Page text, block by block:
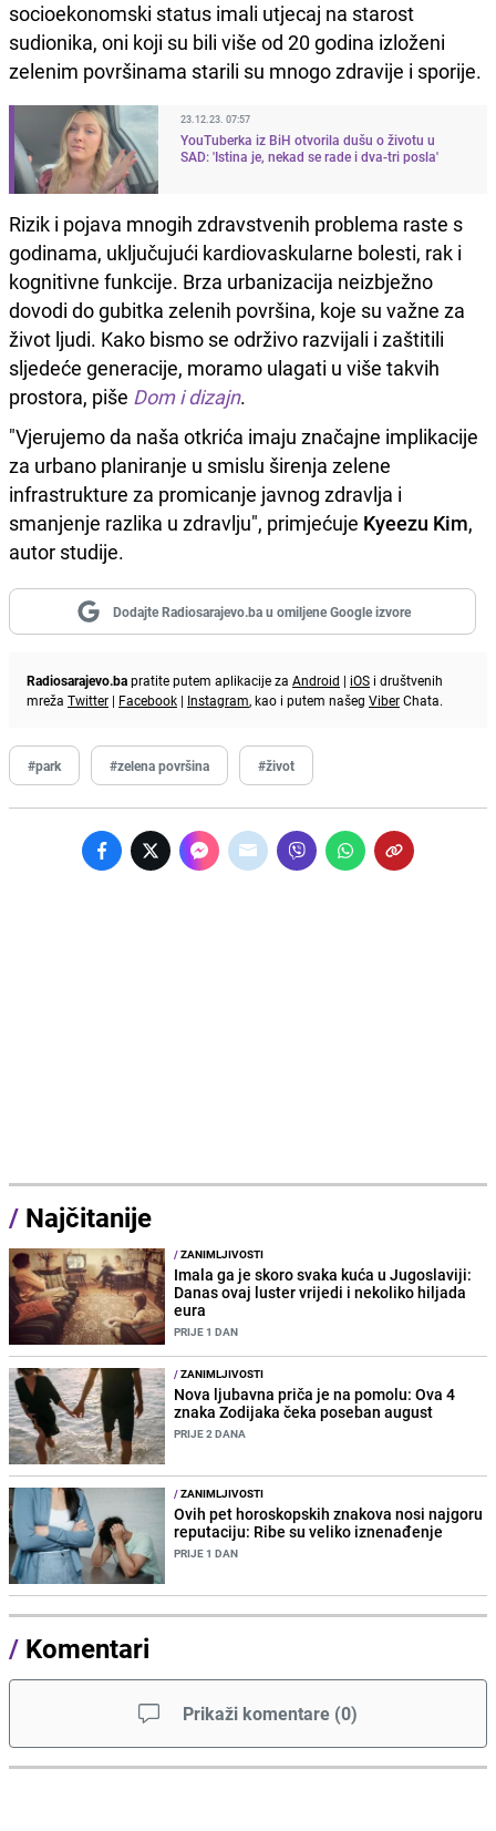
socioekonomski status imali utjecaj na starost
sudionika, oni koji su bili više od 20 godina izloženi
zelenim površinama starili su mnogo zdravije i sporije.
23.12.23. 07:57
YouTuberka iz BiH otvorila dušu o životu u
SAD: 'Istina je, nekad se rade i dva-tri posla'
Rizik i pojava mnogih zdravstvenih problema raste s
godinama, uključujući kardiovaskularne bolesti, rak i
kognitivne funkcije. Brza urbanizacija neizbježno
dovodi do gubitka zelenih površina, koje su važne za
život ljudi. Kako bismo se održivo razvijali i zaštitili
sljedeće generacije, moramo ulagati u više takvih
prostora, piše Dom i dizajn.
"Vjerujemo da naša otkrića imaju značajne implikacije
za urbano planiranje u smislu širenja zelene
infrastrukture za promicanje javnog zdravlja i
smanjenje razlika u zdravlju", primjećuje Kyeezu Kim,
autor studije.
Dodajte Radiosarajevo.ba u omiljene Google izvore
Radiosarajevo.bapratite putem aplikacije za Android | iOS i društvenih
mreža Twitter | Facebook | Instagram, kao i putem našeg ViberChata.
#park #zelena površina #život
/ Najčitanije
/ZANIMLJIVOSTI
Imala ga je skoro svaka kuća u Jugoslaviji:
Danas ovaj luster vrijedi i nekoliko hiljada
eura
PRIJE 1 DAN
/ZANIMLJIVOSTI
Nova ljubavna priča je na pomolu: Ova 4
znaka Zodijaka čeka poseban august
PRIJE 2 DANA
/ZANIMLJIVOSTI
Ovih pet horoskopskih znakova nosi najgoru
reputaciju: Ribe su veliko iznenađenje
PRIJE 1 DAN
/ Komentari
Prikaži komentare (0)